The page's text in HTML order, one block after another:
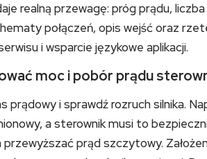
realną przewagę: próg prądu,
połączeń, opis wejść oraz
i wsparcie językowe aplikacji.
moc i pobór prądu
prądowy i sprawdź rozruch silnika.
a sterownik musi to
przewyższać prąd szczytowy.